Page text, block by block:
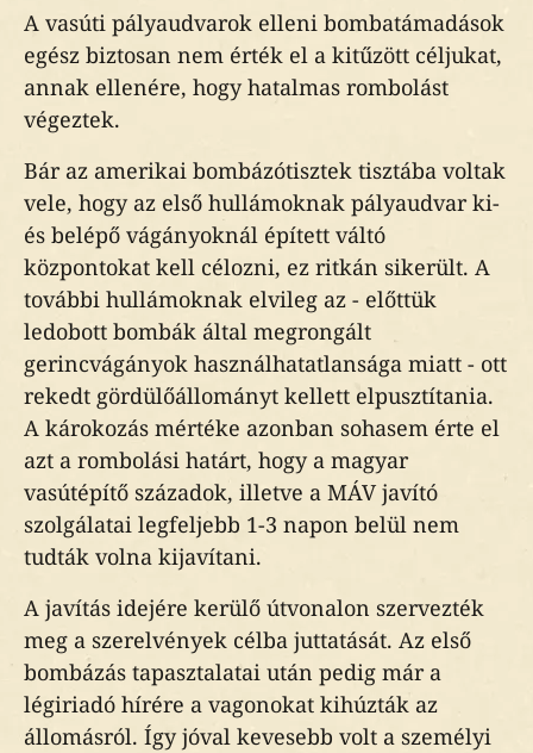
A vasúti pályaudvarok elleni bombatámadások
egész biztosan nem érték el a kitűzött céljukat,
annak ellenére, hogy hatalmas rombolást
végeztek.
Bár az amerikai bombázótisztek tisztába voltak
vele, hogy az első hullámoknak pályaudvar ki-
és belépő vágányoknál épített váltó
központokat kell célozni, ez ritkán sikerült. A
további hullámoknak elvileg az - előttük
ledobott bombák által megrongált
gerincvágányok használhatatlansága miatt - ott
rekedt gördülőállományt kellett elpusztítania.
A károkozás mértéke azonban sohasem érte el
azt a rombolási határt, hogy a magyar
vasútépítő századok, illetve a MÁV javító
szolgálatai legfeljebb 1-3 napon belül nem
tudták volna kijavítani.
A javítás idejére kerülő útvonalon szervezték
meg a szerelvények célba juttatását. Az első
bombázás tapasztalatai után pedig már a
légiriadó hírére a vagonokat kihúzták az
állomásról. Így jóval kevesebb volt a személyi